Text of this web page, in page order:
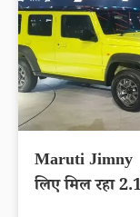
Maruti Jimny |
लिए मिल रहा